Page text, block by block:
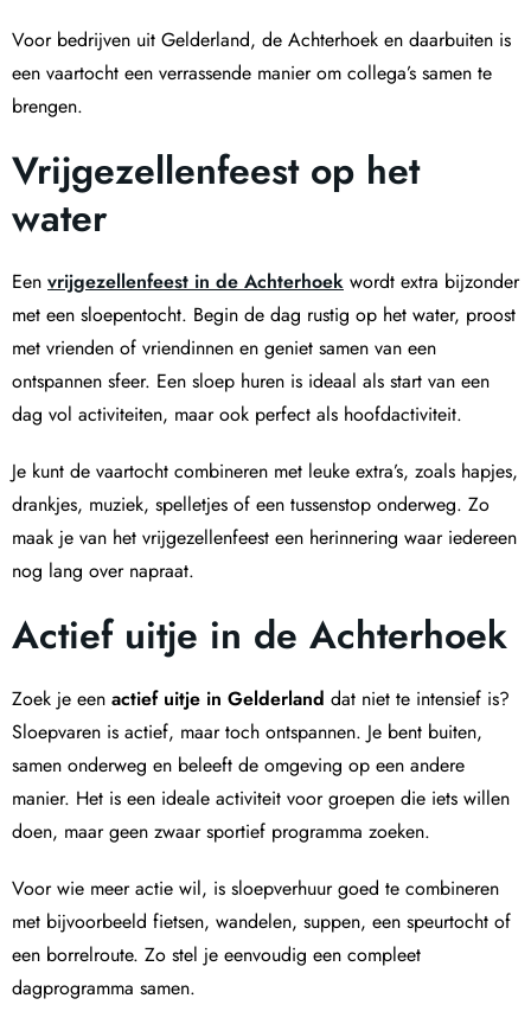
Voor bedrijven uit Gelderland, de Achterhoek en daarbuiten is
een vaartocht een verrassende manier om collega’s samen te
brengen.
Vrijgezellenfeest op het
water
Een vrijgezellenfeest in de Achterhoek wordt extra bijzonder
met een sloepentocht. Begin de dag rustig op het water, proost
met vrienden of vriendinnen en geniet samen van een
ontspannen sfeer. Een sloep huren is ideaal als start van een
dag vol activiteiten, maar ook perfect als hoofdactiviteit.
Je kunt de vaartocht combineren met leuke extra’s, zoals hapjes,
drankjes, muziek, spelletjes of een tussenstop onderweg. Zo
maak je van het vrijgezellenfeest een herinnering waar iedereen
nog lang over napraat.
Actief uitje in de Achterhoek
Zoek je een actief uitje in Gelderland dat niet te intensief is?
Sloepvaren is actief, maar toch ontspannen. Je bent buiten,
samen onderweg en beleeft de omgeving op een andere
manier. Het is een ideale activiteit voor groepen die iets willen
doen, maar geen zwaar sportief programma zoeken.
Voor wie meer actie wil, is sloepverhuur goed te combineren
met bijvoorbeeld fietsen, wandelen, suppen, een speurtocht of
een borrelroute. Zo stel je eenvoudig een compleet
dagprogramma samen.